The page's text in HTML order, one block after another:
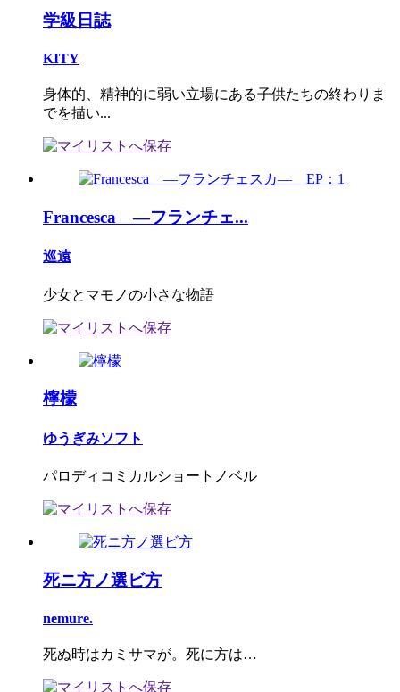
学級日誌
KITY
身体的、精神的に弱い立場にある子供たちの終わりま
でを描い...
Francesca ―フランチェ...
巡遠
少女とマモノの小さな物語
檸檬
ゆうぎみソフト
パロディコミカルショートノベル
死ニ方ノ選ビ方
nemure.
死ぬ時はカミサマが。死に方は…